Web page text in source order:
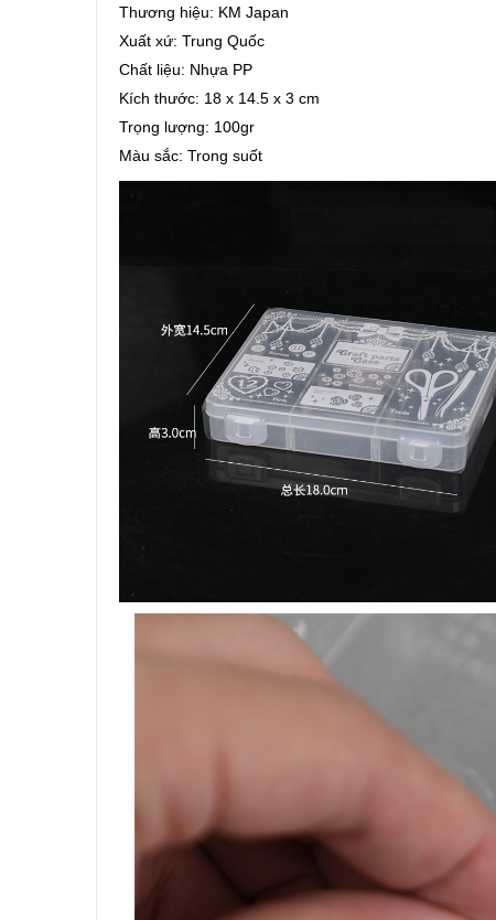
Thương hiệu: KM Japan
Xuất xứ: Trung Quốc
Chất liệu: Nhựa PP
Kích thước: 18 x 14.5 x 3 cm
Trọng lượng: 100gr
Màu sắc: Trong suốt